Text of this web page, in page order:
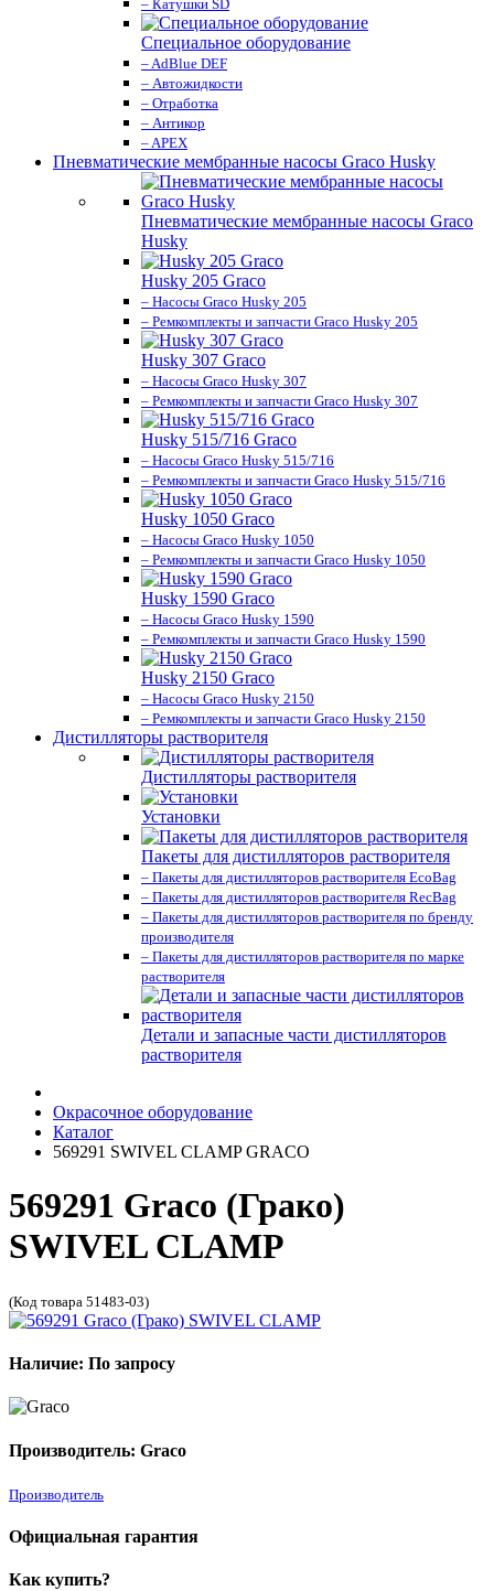
– Катушки SD
Специальное оборудование
– AdBlue DEF
– Автожидкости
– Отработка
– Антикор
– APEX
Пневматические мембранные насосы Graco Husky
Пневматические мембранные насосы Graco
Husky
Husky 205 Graco
– Насосы Graco Husky 205
– Ремкомплекты и запчасти Graco Husky 205
Husky 307 Graco
– Насосы Graco Husky 307
– Ремкомплекты и запчасти Graco Husky 307
Husky 515/716 Graco
– Насосы Graco Husky 515/716
– Ремкомплекты и запчасти Graco Husky 515/716
Husky 1050 Graco
– Насосы Graco Husky 1050
– Ремкомплекты и запчасти Graco Husky 1050
Husky 1590 Graco
– Насосы Graco Husky 1590
– Ремкомплекты и запчасти Graco Husky 1590
Husky 2150 Graco
– Насосы Graco Husky 2150
– Ремкомплекты и запчасти Graco Husky 2150
Дистилляторы растворителя
Дистилляторы растворителя
Установки
Пакеты для дистилляторов растворителя
– Пакеты для дистилляторов растворителя EcoBag
– Пакеты для дистилляторов растворителя RecBag
– Пакеты для дистилляторов растворителя по бренду
производителя
– Пакеты для дистилляторов растворителя по марке
растворителя
Детали и запасные части дистилляторов
растворителя
Окрасочное оборудование
Каталог
569291 SWIVEL CLAMP GRACO
569291 Graco (Грако)
SWIVEL CLAMP
(Код товара 51483-03)
Наличие: По запросу
Производитель: Graco
Производитель
Официальная гарантия
Как купить?